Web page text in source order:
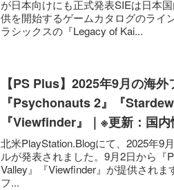
が日本向けにも正式発表SIEは日本
供を開始するゲームカタログのライ
ラシックスの『Legacy of Kai...
【PS Plus】2025年9月の海
『Psychonauts 2』『Stardew
『Viewfinder』｜※更新：国
北米PlayStation.Blogにて、2025年9
ルが発表されました。9月2日から『
Valley』『Viewfinder』が提供されま
フ...